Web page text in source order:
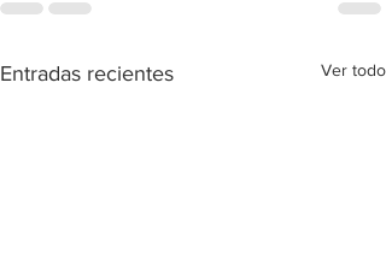
Entradas recientes Ver todo